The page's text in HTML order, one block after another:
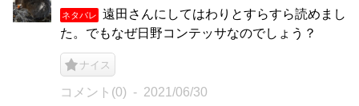
ネタバレ
遠田さんにしてはわりとすらすら読めまし
た。でもなぜ日野コンテッサなのでしょう？
ナイス
コメント(0) 2021/06/30